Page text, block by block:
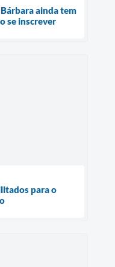
Bárbara ainda tem
se inscrever
para o